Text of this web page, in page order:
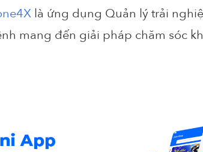
là ứng dụng Quản lý trải
mang đến giải pháp chăm sóc